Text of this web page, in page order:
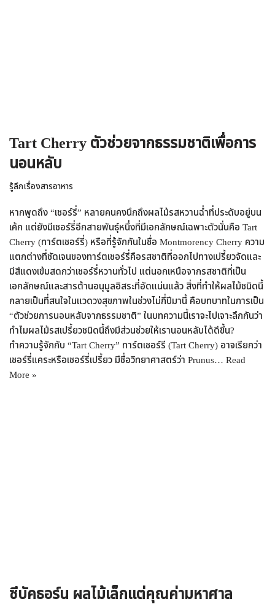
Tart Cherry ตัวช่วยจากธรรมชาติเพื่อการ
นอนหลับ
รู้ลึกเรื่องสารอาหาร
หากพูดถึง “เชอร์รี่” หลายคนคงนึกถึงผลไม้รสหวานฉ่ำที่ประดับอยู่บน
เค้ก แต่ยังมีเชอร์รี่อีกสายพันธุ์หนึ่งที่มีเอกลักษณ์เฉพาะตัวนั่นคือ Tart
Cherry (ทาร์ตเชอร์รี่) หรือที่รู้จักกันในชื่อ Montmorency Cherry ความ
แตกต่างที่ชัดเจนของทาร์ตเชอร์รี่คือรสชาติที่ออกไปทางเปรี้ยวจัดและ
มีสีแดงเข้มสดกว่าเชอร์รี่หวานทั่วไป แต่นอกเหนือจากรสชาติที่เป็น
เอกลักษณ์และสารต้านอนุมูลอิสระที่อัดแน่นแล้ว สิ่งที่ทำให้ผลไม้ชนิดนี้
กลายเป็นที่สนใจในแวดวงสุขภาพในช่วงไม่กี่ปีมานี้ คือบทบาทในการเป็น
“ตัวช่วยการนอนหลับจากธรรมชาติ” ในบทความนี้เราจะไปเจาะลึกกันว่า
ทำไมผลไม้รสเปรี้ยวชนิดนี้ถึงมีส่วนช่วยให้เรานอนหลับได้ดีขึ้น?
ทำความรู้จักกับ “Tart Cherry” ทาร์ตเชอร์รี (Tart Cherry) อาจเรียกว่า
เชอร์รี่แคระหรือเชอร์รี่เปรี้ยว มีชื่อวิทยาศาสตร์ว่า Prunus… Read
More »
ซีบัคธอร์น ผลไม้เล็กแต่คุณค่ามหาศาล